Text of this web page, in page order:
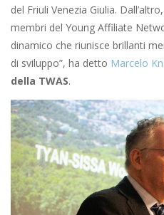
del Friuli Venezia Giulia.
membri del Young Affiliate
dinamico che riunisce brillanti
di sviluppo”, ha detto Marcelo
della TWAS.